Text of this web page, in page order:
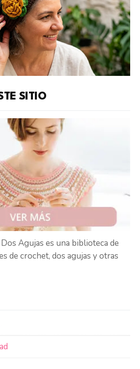
SITIO
Agujas es una biblioteca de
de crochet, dos agujas y otras